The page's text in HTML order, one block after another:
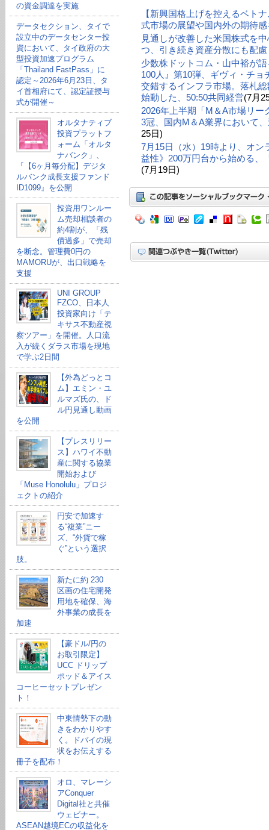
の資金調達を実施
データセクション、タイで
設立中のデータセンター投
資において、タイ政府の大
型投資加速プログラム
「Thailand FastPass」に
認定～2026年6月23日、タ
イ首相府にて、認定証授与
式が開催～
オルタナティブ
投資プラットフ
ォーム「オルタ
ナバンク」、
『【6ヶ月毎分配】デジタ
ルバンク成長支援ファンド
ID1099』を公開
投資用ワンルー
ム売却相談者の
約4割が、「残
債過多」で売却
を断念。管理費0円の
MAMORUが、出口戦略を
支援
UNI GROUP
FZCO、日本人
投資家向け「テ
キサス不動産視
察ツアー」を開催。人口流
入が続くダラス市場を現地
で学ぶ2日間
【外為どっとコ
ム】エミン・ユ
ルマズ氏の、ド
ル円見通し動画
を公開
【プレスリリー
ス】ハワイ不動
産に関する協業
開始および
「Muse Honolulu」プロジ
ェクトの紹介
円安で加速す
る“複業”ニー
ズ、“外貨で稼
ぐ”という選択
肢。
新たに約 230
区画の住宅開発
用地を確保、海
外事業の成長を
加速
【豪ドル/円の
お取引限定】
UCC ドリップ
ポッド＆アイス
コーヒーセットプレゼン
ト！
中東情勢下の動
きをわかりやす
く。ドバイの現
状をお伝えする
冊子を配布！
オロ、マレーシ
アConquer
Digital社と共催
ウェビナー。
ASEAN越境ECの収益化を
【新興国格上げを控えるベト
式市場の展望や国内外の期待
見通しが改善した米国株式を
つ、引き続き資産分散にも配
少数株ドットコム・山中裕が
100人』第10弾、ギヴィ・チ
交錯するインフラ市場。落札
始動した、50:50共同経営(7月
2026年上半期「M＆A市場リー
3冠、国内M＆A業界において
25日)
7月15日（水）19時より、オン
益性》200万円台から始める、
(7月19日)